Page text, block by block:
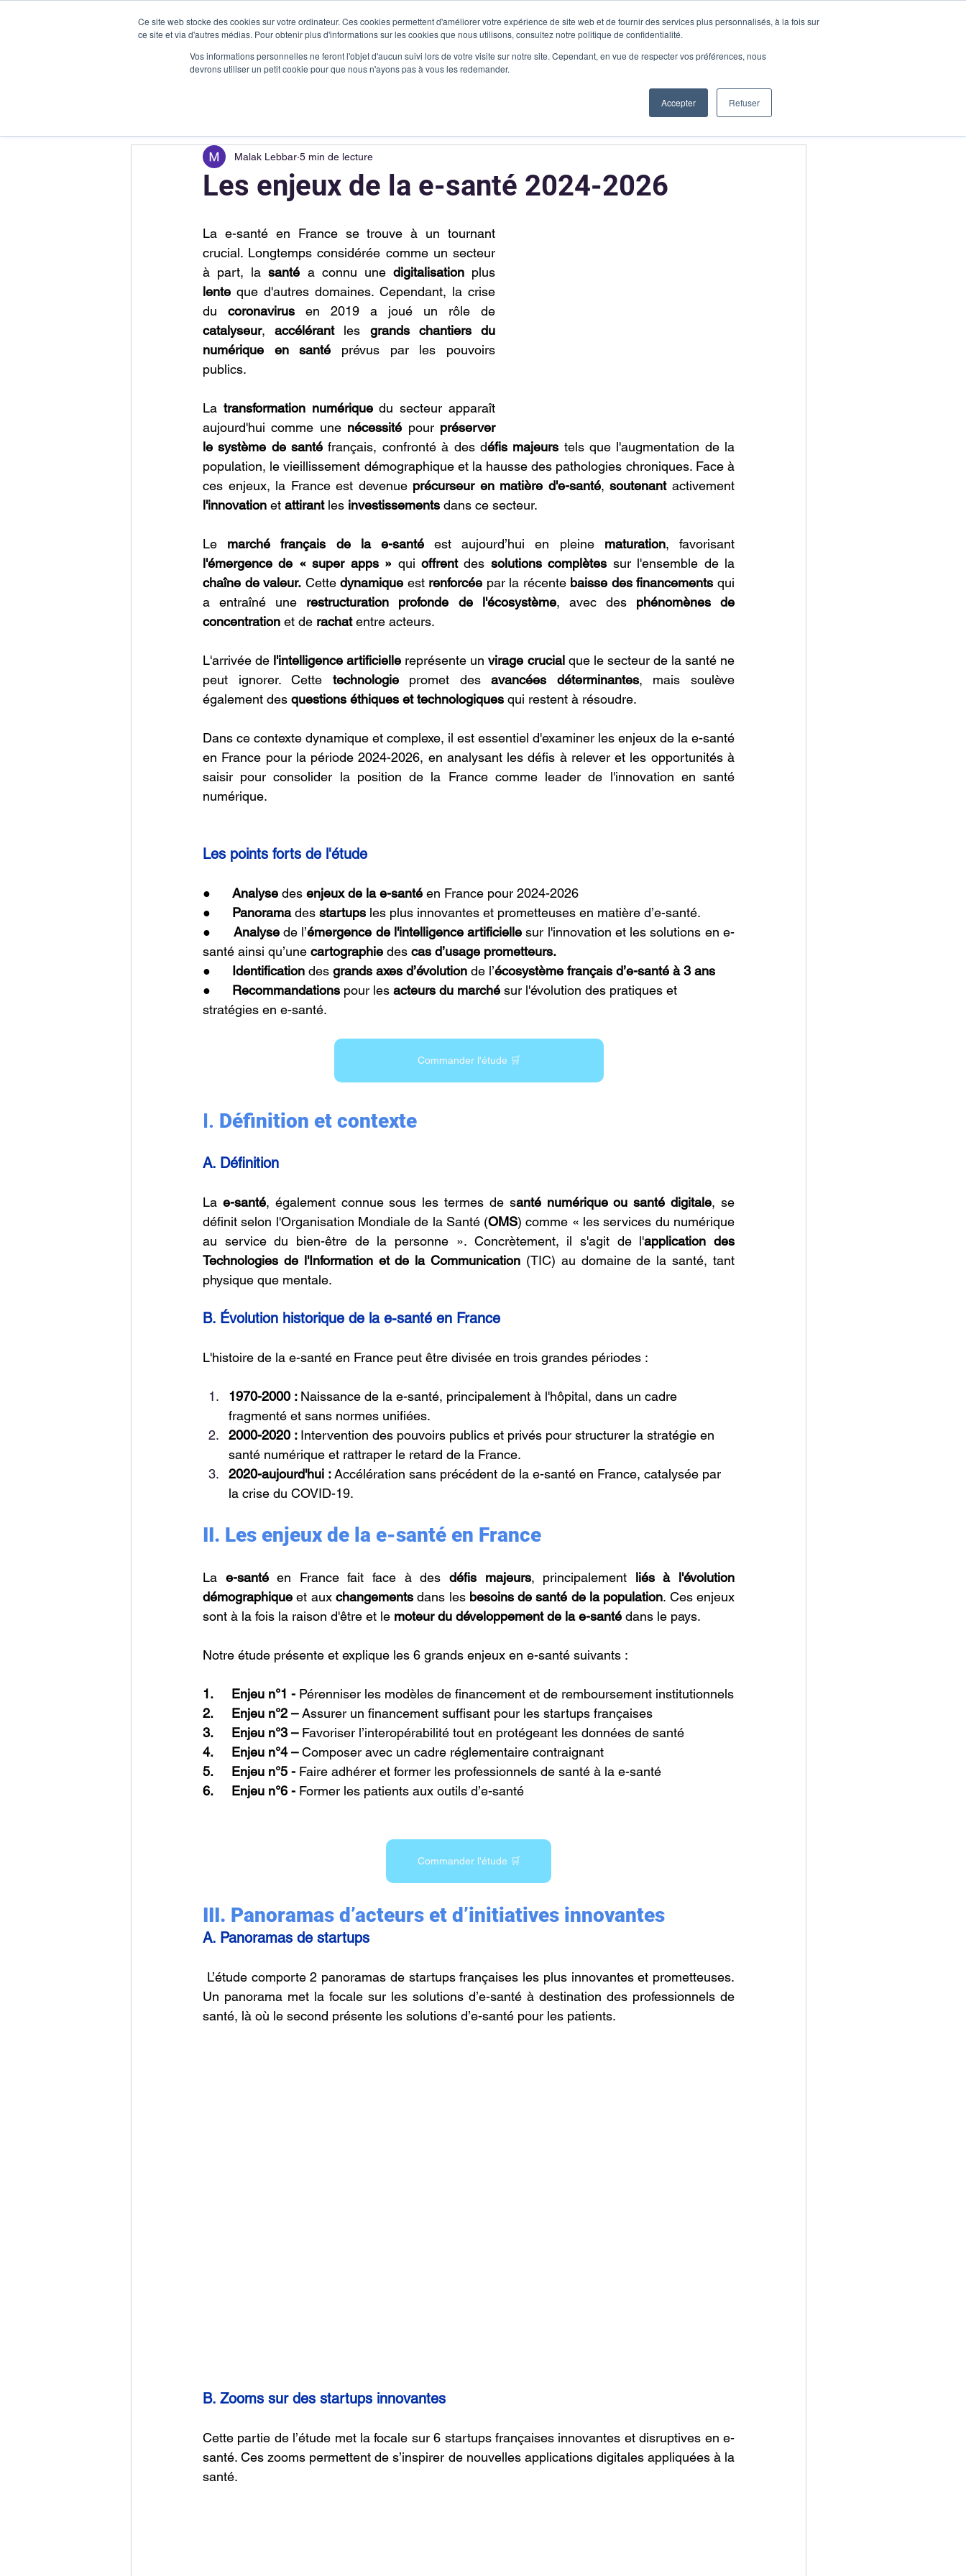
Ce site web stocke des cookies sur votre ordinateur. Ces cookies permettent d'améliorer votre expérience de site web et de fournir des services plus personnalisés, à la fois sur
ce site et via d'autres médias. Pour obtenir plus d'informations sur les cookies que nous utilisons, consultez notre politique de confidentialité.
Vos informations personnelles ne feront l'objet d'aucun suivi lors de votre visite sur notre site. Cependant, en vue de respecter vos préférences, nous
devrons utiliser un petit cookie pour que nous n'ayons pas à vous les redemander.
Accepter Refuser
Produits Vous êtes Cas clients Ressources Me connecter Demander une démo
Les enjeux de la e-santé 2024-2026
Malak Lebbar 5 min de lecture
La e-santé en France se trouve à un tournant
crucial. Longtemps considérée comme un secteur
à part, la santé a connu une digitalisation
lente que d'autres domaines. Cependant, la crise
du coronavirus
catalyseur, accélérant les grands chantiers du
numérique en santé prévus par les pouvoirs
publics.
La transformation numérique du secteur apparaît
aujourd'hui comme une nécessité pour préserver
le système de santé français, confronté à des défis majeurs tels que l'augmentation de la
population, le vieillissement démographique et la hausse des pathologies chroniques. Face à
ces enjeux, la France est devenue précurseur en matière d'e-santé, soutenant
l'innovation et attirant les investissements dans ce secteur.
Le marché français de la e-santé est aujourd’hui en pleine maturation
l'émergence de « super apps » qui offrent des solutions complètes
chaîne de valeur. Cette dynamique est renforcée par la récente baisse des financements qui
a entraîné une restructuration profonde de l'écosystème, avec des phénomènes de
concentration et de rachat entre acteurs.
L'arrivée de l'intelligence artificielle représente un virage crucial que le secteur de la santé ne
peut ignorer. Cette technologie promet des avancées déterminantes, mais soulève
également des questions éthiques et technologiques qui restent à résoudre.
Dans ce contexte dynamique et complexe, il est essentiel d'examiner les enjeux de la e-santé
en France pour la période 2024-2026, en analysant les défis à relever et les opportunités à
saisir pour consolider la position de la France comme leader de l'innovation en santé
numérique.
Les points forts de l'étude
● Analyse des enjeux de la e-santé en France pour 2024-2026
● Panorama des startups les plus innovantes et prometteuses en matière d’e-santé.
● Analyse de l’émergence de l'intelligence artificielle sur l'innovation et les solutions en e-
santé ainsi qu’une cartographie des cas d’usage prometteurs.
● Identification des grands axes d’évolution de l’écosystème français d’e-santé à 3 ans
● Recommandations pour les acteurs du marché sur l'évolution des pratiques et
stratégies en e-santé.
Commander l'étude 🛒
I. Définition et contexte
A. Définition
La e-santé, également connue sous les termes de santé numérique ou santé digitale, se
définit selon l'Organisation Mondiale de la Santé (OMS) comme « les services du numérique
au service du bien-être de la personne ». Concrètement, il s'agit de l'application des
Technologies de l'Information et de la Communication (TIC) au domaine de la santé, tant
physique que mentale.
B. Évolution historique de la e-santé en France
L'histoire de la e-santé en France peut être divisée en trois grandes périodes :
1970-2000 : Naissance de la e-santé, principalement à l'hôpital, dans un cadre
fragmenté et sans normes unifiées.
2000-2020 : Intervention des pouvoirs publics et privés pour structurer la stratégie en
santé numérique et rattraper le retard de la France.
2020-aujourd'hui : Accélération sans précédent de la e-santé en France, catalysée par
la crise du COVID-19.
II. Les enjeux de la e-santé en France
La e-santé en France fait face à des défis majeurs, principalement liés à l'évolution
démographique et aux changements dans les besoins de santé de la population. Ces enjeux
sont à la fois la raison d'être et le moteur du développement de la e-santé dans le pays.
Notre étude présente et explique les 6 grands enjeux en e-santé suivants :
1. Enjeu n°1 - Pérenniser les modèles de financement et de remboursement institutionnels
2.
Enjeu n°2 – Assurer un financement suffisant pour les startups françaises
3.
Enjeu n°3 – Favoriser l’interopérabilité tout en protégeant les données de santé
4.
Enjeu n°4 – Composer avec un cadre réglementaire contraignant
5.
Enjeu n°5 - Faire adhérer et former les professionnels de santé à la e-santé
6.
Enjeu n°6 - Former les patients aux outils d’e-santé
Commander l'étude 🛒
III. Panoramas d’acteurs et d’initiatives innovantes
A. Panoramas de startups
L’étude comporte 2 panoramas de startups françaises les plus innovantes et prometteuses.
Un panorama met la focale sur les solutions d’e-santé à destination des professionnels de
santé, là où le second présente les solutions d’e-santé pour les patients.
B. Zooms sur des startups innovantes
Cette partie de l’étude met la focale sur 6 startups françaises innovantes et disruptives en e-
santé. Ces zooms permettent de s’inspirer de nouvelles applications digitales appliquées à la
santé.